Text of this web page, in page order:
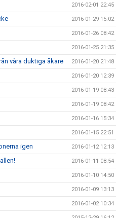
2016-02-01 22:45
2016-01-29 15:02
2016-01-26 08:42
2016-01-25 21:35
våra duktiga åkare 2016-01-20 21:48
2016-01-20 12:39
2016-01-19 08:43
2016-01-19 08:42
2016-01-16 15:34
2016-01-15 22:51
igen 2016-01-12 12:13
2016-01-11 08:54
2016-01-10 14:50
2016-01-09 13:13
2016-01-02 10:34